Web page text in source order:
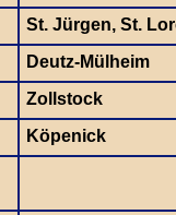
St. Jürgen, St.
Deutz-Mülheim
Zollstock
Köpenick